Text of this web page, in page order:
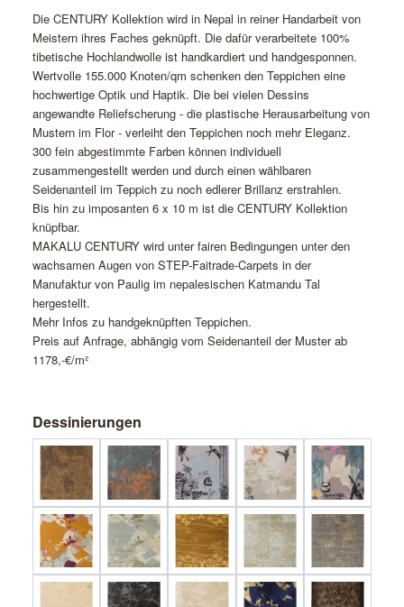
Die CENTURY Kollektion wird in Nepal in reiner Handarbeit von
Meistern ihres Faches geknüpft. Die dafür verarbeitete 100%
tibetische Hochlandwolle ist handkardiert und handgesponnen.
Wertvolle 155.000 Knoten/qm schenken den Teppichen eine
hochwertige Optik und Haptik. Die bei vielen Dessins
angewandte Reliefscherung - die plastische Herausarbeitung von
Mustern im Flor - verleiht den Teppichen noch mehr Eleganz.
300 fein abgestimmte Farben können individuell
zusammengestellt werden und durch einen wählbaren
Seidenanteil im Teppich zu noch edlerer Brillanz erstrahlen.
Bis hin zu imposanten 6 x 10 m ist die CENTURY Kollektion
knüpfbar.
MAKALU CENTURY wird unter fairen Bedingungen unter den
wachsamen Augen von STEP-Faitrade-Carpets in der
Manufaktur von Paulig im nepalesischen Katmandu Tal
hergestellt.
Mehr Infos zu handgeknüpften Teppichen.
Preis auf Anfrage, abhängig vom Seidenanteil der Muster ab
1178,-€/m²
Dessinierungen